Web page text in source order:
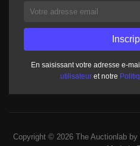
En saisissant votre adresse e-
utilisateuret notre
Copyright © 2026 The Auctionlab